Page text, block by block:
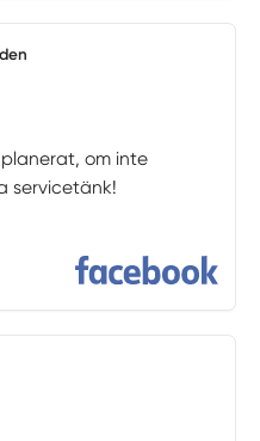
om inte
servicetänk!